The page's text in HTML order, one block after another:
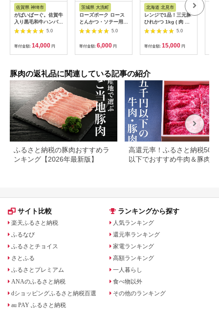
佐賀県 神埼市
がばいばーぐ。佐賀牛
入り黒毛和牛ハンバー
グ140g×12個【がば
いばーぐ。 佐賀牛 黒
毛和牛 お弁当 おかず
惣菜 簡単調理 肉 合挽
肉 贈り物 ギフト 人気
5.0
寄付金額: 14,000 円
茨城県 大洗町
ローズポーク ロース
とんかつ・ソテー用
約280g (140g×2枚) (
茨城県共通返礼品・茨
城県産 ) ブランド豚
茨城 国産 豚肉 冷凍
とんかつ ソテー
5.0
寄付金額: 6,000 円
アム
北海道 北見市
レンジで1品！三元豚
ひれかつ 1kg ( 肉 豚
肉 ヒレ 揚げ物 総菜
冷凍 簡単調理 )【136-
5.0
寄付金額: 15,000 円
豚肉の返礼品に関連している記事の紹介
ふるさと納税の豚肉おすすめラ
ンキング【2026年最新版】
高還元率！ふるさと納税
以下でおすすめ牛肉＆豚肉ラ
サイト比較
楽天ふるさと納税
ふるなび
ふるさとチョイス
さとふる
ふるさとプレミアム
ANAのふるさと納税
dショッピングふるさと納税百選
au PAY ふるさと納税
ランキングから探す
人気ランキング
還元率ランキング
家電ランキング
高額ランキング
一人暮らし
食べ物以外
その他のランキング